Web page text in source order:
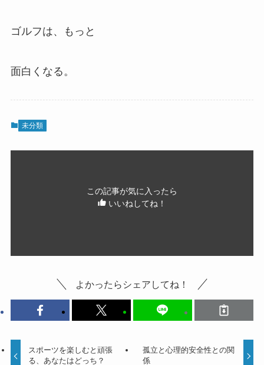
ゴルフは、もっと
面白くなる。
未分類
この記事が気に入ったら
いいねしてね！
よかったらシェアしてね！
スポーツを楽しむと頑張
る、あなたはどっち？
孤立と心理的安全性との関
係